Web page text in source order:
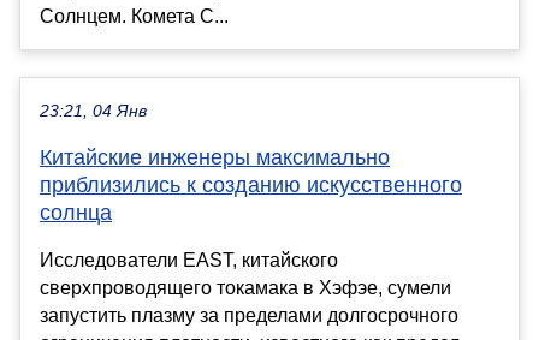
Солнцем. Комета C...
23:21, 04 Янв
Китайские инженеры максимально
приблизились к созданию искусственного
солнца
Исследователи EAST, китайского
сверхпроводящего токамака в Хэфэе, сумели
запустить плазму за пределами долгосрочного